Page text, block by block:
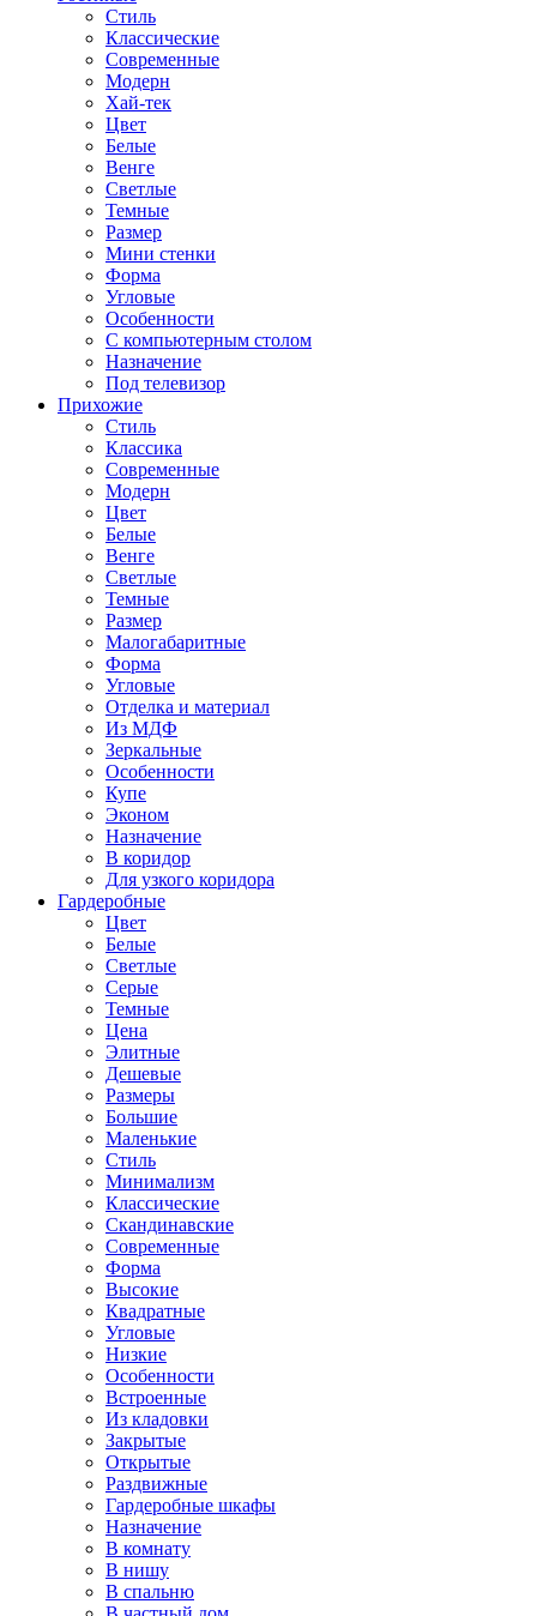
Стиль
Классические
Современные
Модерн
Хай-тек
Цвет
Белые
Венге
Светлые
Темные
Размер
Мини стенки
Форма
Угловые
Особенности
С компьютерным столом
Назначение
Под телевизор
Прихожие
Стиль
Классика
Современные
Модерн
Цвет
Белые
Венге
Светлые
Темные
Размер
Малогабаритные
Форма
Угловые
Отделка и материал
Из МДФ
Зеркальные
Особенности
Купе
Эконом
Назначение
В коридор
Для узкого коридора
Гардеробные
Цвет
Белые
Светлые
Серые
Темные
Цена
Элитные
Дешевые
Размеры
Большие
Маленькие
Стиль
Минимализм
Классические
Скандинавские
Современные
Форма
Высокие
Квадратные
Угловые
Низкие
Особенности
Встроенные
Из кладовки
Закрытые
Открытые
Раздвижные
Гардеробные шкафы
Назначение
В комнату
В нишу
В спальню